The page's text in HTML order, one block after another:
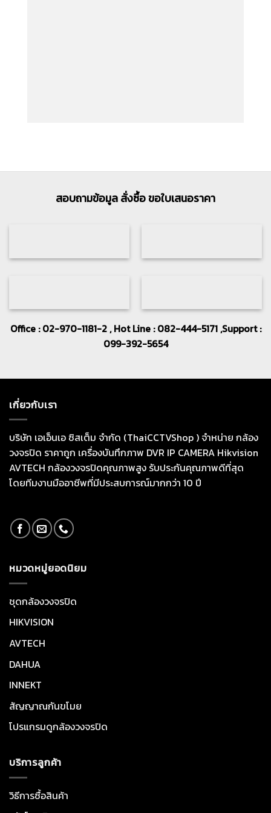
สอบถามข้อมูล สั่งซื้อ ขอใบเสนอราคา
Office : 02-970-1181-2 , Hot Line : 082-444-5171 ,Support :
099-392-5654
เกี่ยวกับเรา
บริษัท เอเอ็นเอ ซิสเต็ม จำกัด (ThaiCCTVShop ) จำหน่าย กล้อง
วงจรปิด ราคาถูก เครื่องบันทึกภาพ DVR IP CAMERA Hikvision
AVTECH กล้องวงจรปิดคุณภาพสูง รับประกันคุณภาพดีที่สุด
โดยทีมงานมืออาชีพที่มีประสบการณ์มากกว่า 10 ปี
หมวดหมู่ยอดนิยม
ชุดกล้องวงจรปิด
HIKVISION
AVTECH
DAHUA
INNEKT
สัญญาณกันขโมย
โปรแกรมดูกล้องวงจรปิด
บริการลูกค้า
วิธีการซื้อสินค้า